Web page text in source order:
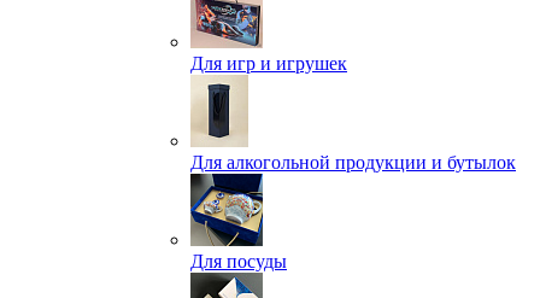
Для игр и игрушек
Для алкогольной продукции и бутылок
Для посуды